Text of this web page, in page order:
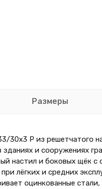
Размеры
30х3 Р из решетчатого
и сооружениях
настил и боковых щёк с
лёгких и средних
оцинкованные